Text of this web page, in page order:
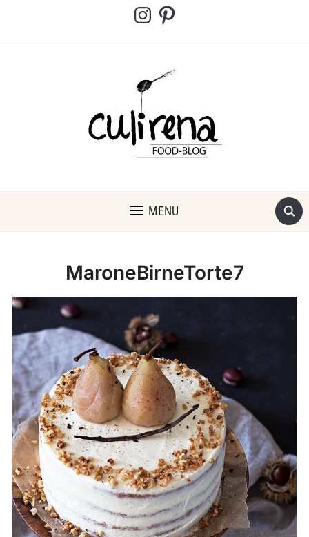
InstagramPinterest
MENU
MaroneBirneTorte7